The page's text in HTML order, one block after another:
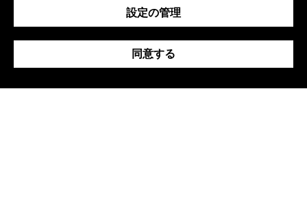
Anywhere
グローバル
韓国
中国
設定の管理
同意する